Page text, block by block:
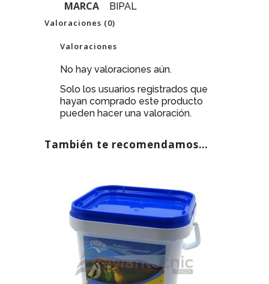
MARCA BIPAL
Valoraciones (0)
Valoraciones
No hay valoraciones aún.
Solo los usuarios registrados que
hayan comprado este producto
pueden hacer una valoración.
También te recomendamos…